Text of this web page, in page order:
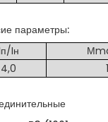
параметры:
Iн
4,0